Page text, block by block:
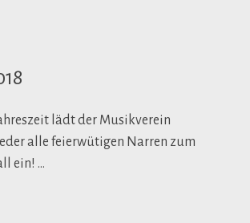
lädt der Musikverein
alle feierwütigen Narren zum
ein! …